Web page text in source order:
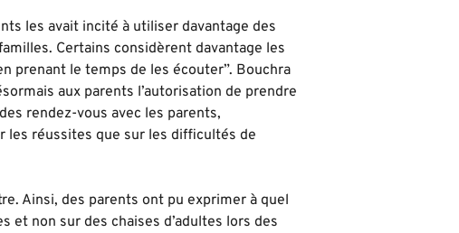
les avait incité à utiliser davantage des
Certains considèrent davantage les
prenant le temps de les écouter”. Bouchra
aux parents l’autorisation de prendre
rendez-vous avec les parents,
les réussites que sur les difficultés de
Ainsi, des parents ont pu exprimer à quel
et non sur des chaises d’adultes lors des